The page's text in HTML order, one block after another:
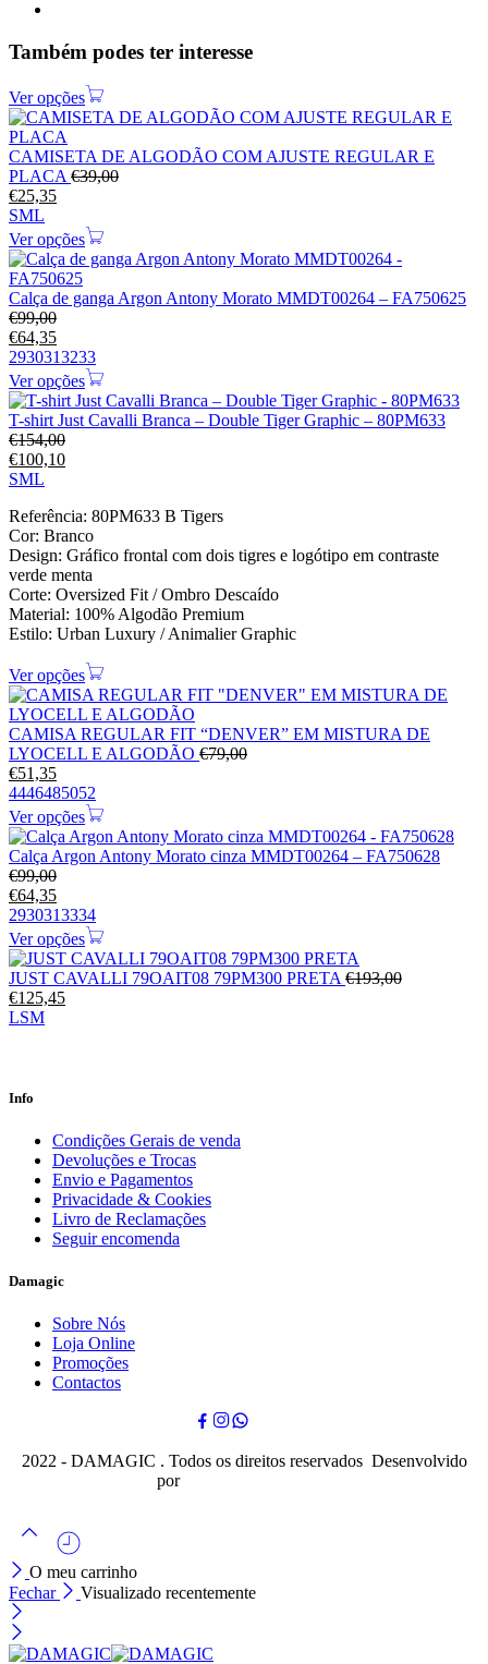
Também podes ter interesse
Ver opções
CAMISETA DE ALGODÃO COM AJUSTE REGULAR E
PLACA€39,00
€25,35
SML
Ver opções
Calça de ganga Argon Antony Morato MMDT00264 – FA750625
€99,00
€64,35
2930313233
Ver opções
T-shirt Just Cavalli Branca – Double Tiger Graphic – 80PM633
€154,00
€100,10
SML
Referência: 80PM633 B Tigers
Cor: Branco
Design: Gráfico frontal com dois tigres e logótipo em contraste
verde menta
Corte: Oversized Fit / Ombro Descaído
Material: 100% Algodão Premium
Estilo: Urban Luxury / Animalier Graphic
Ver opções
CAMISA REGULAR FIT “DENVER” EM MISTURA DE
LYOCELL E ALGODÃO €79,00
€51,35
4446485052
Ver opções
Calça Argon Antony Morato cinza MMDT00264 – FA750628
€99,00
€64,35
2930313334
Ver opções
JUST CAVALLI 79OAIT08 79PM300 PRETA€193,00
€125,45
LSM
Info
Condições Gerais de venda
Devoluções e Trocas
Envio e Pagamentos
Privacidade & Cookies
Livro de Reclamações
Seguir encomenda
Damagic
Sobre Nós
Loja Online
Promoções
Contactos
2022 - DAMAGIC . Todos os direitos reservados Desenvolvido
por
O meu carrinho
Fechar
Visualizado recentemente